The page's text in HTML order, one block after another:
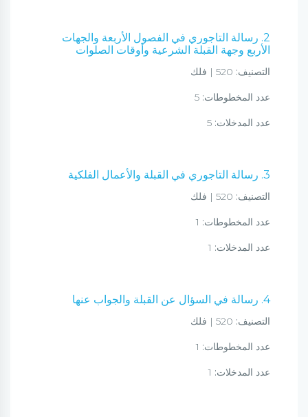
2. رسالة التاجوري في الفصول الأربعة والجهات
الأربع وجهة القبلة الشرعية وأوقات الصلوات
التصنيف:
عدد المخطوطات:
عدد المدخلات:
3. رسالة التاجوري في القبلة والأعمال الفلكية
التصنيف:
عدد المخطوطات:
عدد المدخلات:
4. رسالة في السؤال عن القبلة والجواب عنها
التصنيف:
عدد المخطوطات:
عدد المدخلات: